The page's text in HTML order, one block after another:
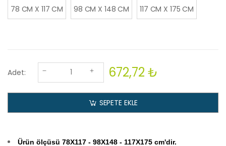
78 CM X 117 CM
98 CM X 148 CM 117 CM X 175 CM
Adet: 672,72 ₺
SEPETE EKLE
Ürün ölçüsü 78X117 - 98X148 - 117X175 cm'dir.